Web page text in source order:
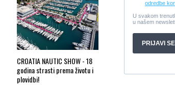
CROATIA NAUTIC SHOW - 18
godina strasti prema životu i
plovidbi!